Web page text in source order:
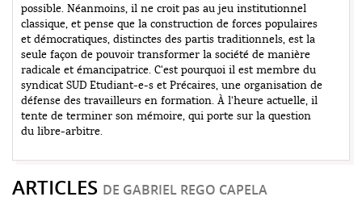
Contact
possible. Néanmoins, il ne croit pas au jeu institutionnel
classique, et pense que la construction de forces populaires
et démocratiques, distinctes des partis traditionnels, est la
seule façon de pouvoir transformer la société de manière
radicale et émancipatrice. C'est pourquoi il est membre du
syndicat SUD Etudiant-e-s et Précaires, une organisation de
défense des travailleurs en formation. À l'heure actuelle, il
tente de terminer son mémoire, qui porte sur la question
du libre-arbitre.
ARTICLES DE GABRIEL REGO CAPELA